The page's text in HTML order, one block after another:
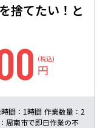
捨てたい！と
(税込)
円
間： 1時間 作業数量： 2
周南市で即日作業の不